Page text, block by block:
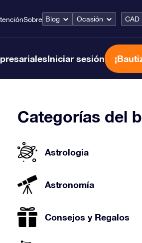
Sobre Blog Ocasión CAD
Iniciar sesión
Categorías del
Astrologia
Astronomía
Consejos y Regalos